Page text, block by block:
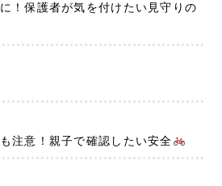
！保護者が気を付けたい見守りの
注意！親子で確認したい安全